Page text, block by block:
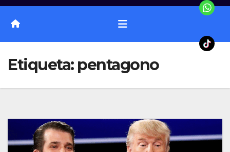
Etiqueta: pentagono